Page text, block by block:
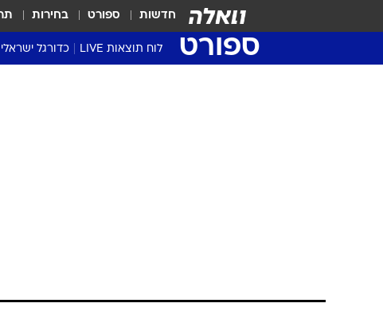
חדשות ספורט בחירות
ספורט לוח תוצאות LIVE כדורגל ישראלי